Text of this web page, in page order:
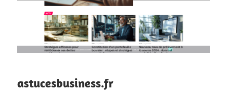
astucesbusiness.fr